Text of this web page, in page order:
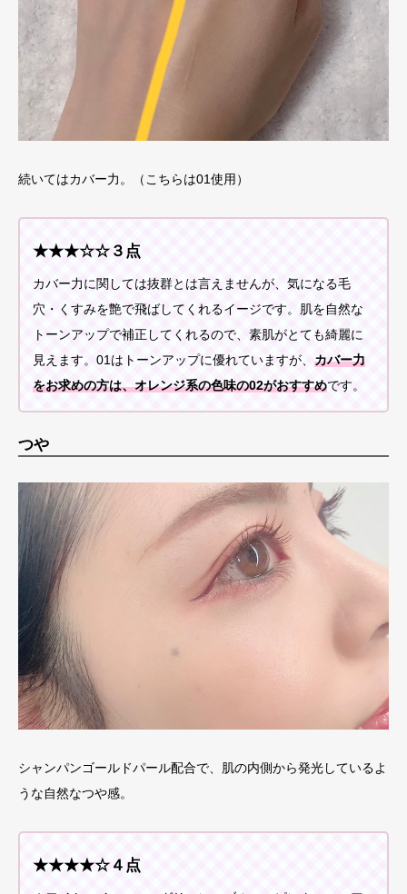
続いてはカバー力。（こちらは01使用）
★★★☆☆３点
カバー力に関しては抜群とは言えませんが、気になる毛
穴・くすみを艶で飛ばしてくれるイージです。肌を自然な
トーンアップで補正してくれるので、素肌がとても綺麗に
見えます。01はトーンアップに優れていますが、 カバー力
をお求めの方は、オレンジ系の色味の02がおすすめです。
つや
シャンパンゴールドパール配合で、肌の内側から発光しているよ
うな自然なつや感。
★★★★☆４点